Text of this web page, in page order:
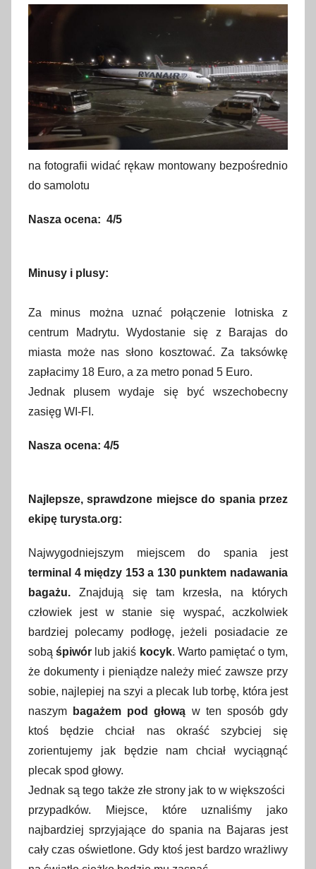
n
2
1
7
na fotografii widać rękaw montowany bezpośrednio
do samolotu
Nasza ocena: 4/5
Minusy i plusy:
Za minus można uznać połączenie lotniska z
centrum Madrytu. Wydostanie się z Barajas do
miasta może nas słono kosztować. Za taksówkę
zapłacimy 18 Euro, a za metro ponad 5 Euro.
Jednak plusem wydaje się być wszechobecny
zasięg WI-FI.
Nasza ocena: 4/5
Najlepsze, sprawdzone miejsce do spania przez
ekipę turysta.org:
Najwygodniejszym miejscem do spania jest
terminal 4 między 153 a 130 punktem nadawania
bagażu.Znajdują się tam krzesła, na których
człowiek jest w stanie się wyspać, aczkolwiek
bardziej polecamy podłogę, jeżeli posiadacie ze
sobą śpiwór lub jakiś kocyk. Warto pamiętać o tym,
że dokumenty i pieniądze należy mieć zawsze przy
sobie, najlepiej na szyi a plecak lub torbę, która jest
naszym
bagażem pod głową w ten sposób gdy
ktoś będzie chciał nas okraść szybciej się
zorientujemy jak będzie nam chciał wyciągnąć
plecak spod głowy.
Jednak są tego także złe strony jak to w większości
przypadków. Miejsce, które uznaliśmy jako
najbardziej sprzyjające do spania na Bajaras jest
cały czas oświetlone. Gdy ktoś jest bardzo wrażliwy